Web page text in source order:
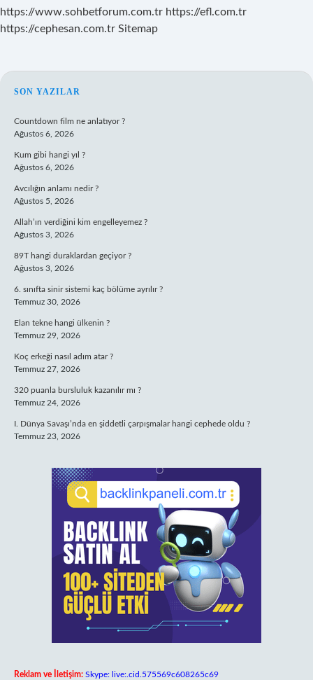
https://www.sohbetforum.com.tr https://efl.com.tr
https://cephesan.com.tr Sitemap
SIDEBAR
SON YAZILAR
Countdown film ne anlatıyor ?
Ağustos 6, 2026
Kum gibi hangi yıl ?
Ağustos 6, 2026
Avcılığın anlamı nedir ?
Ağustos 5, 2026
Allah’ın verdiğini kim engelleyemez ?
Ağustos 3, 2026
89T hangi duraklardan geçiyor ?
Ağustos 3, 2026
6. sınıfta sinir sistemi kaç bölüme ayrılır ?
Temmuz 30, 2026
Elan tekne hangi ülkenin ?
Temmuz 29, 2026
Koç erkeği nasıl adım atar ?
Temmuz 27, 2026
320 puanla bursluluk kazanılır mı ?
Temmuz 24, 2026
I. Dünya Savaşı’nda en şiddetli çarpışmalar hangi cephede oldu ?
Temmuz 23, 2026
Reklam ve İletişim: Skype: live:.cid.575569c608265c69